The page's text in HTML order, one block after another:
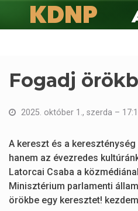
KDNP
A családokért.
Fogadj
2025. október 1., szerda –
A kereszt és a
hanem az évezredes
Latorcai Csaba a
Minisztérium parlamenti
örökbe egy keresztet!